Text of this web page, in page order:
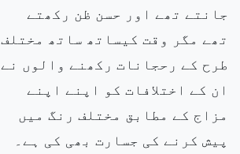
جانتے تھے اور حسن ظن رکھتے
تھے مگر وقت کیساتھ ساتھ مختلف
طرح کے رحجانات رکھنے والوں نے
ان کے اختلافات کو اپنے اپنے
مزاج کے مطابق مختلف رنگ میں
پیش کرنے کی جسارت بھی کی ہے۔